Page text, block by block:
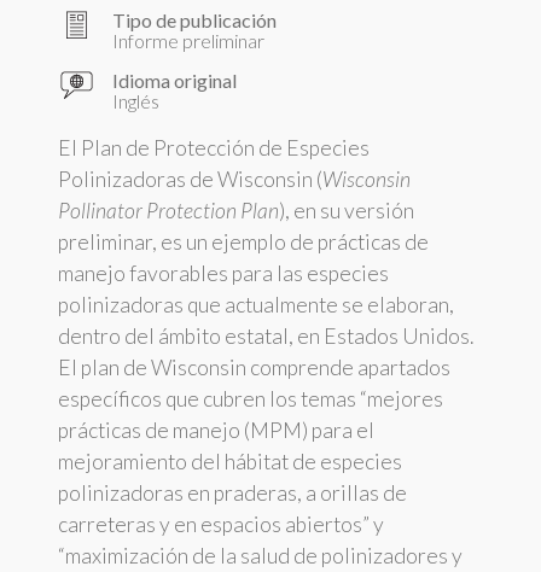
Tipo de publicación
Informe preliminar
Idioma original
Inglés
El Plan de Protección de Especies
Polinizadoras de Wisconsin (Wisconsin
Pollinator Protection Plan), en su versión
preliminar, es un ejemplo de prácticas de
manejo favorables para las especies
polinizadoras que actualmente se elaboran,
dentro del ámbito estatal, en Estados Unidos.
El plan de Wisconsin comprende apartados
específicos que cubren los temas “mejores
prácticas de manejo (MPM) para el
mejoramiento del hábitat de especies
polinizadoras en praderas, a orillas de
carreteras y en espacios abiertos” y
“maximización de la salud de polinizadores y